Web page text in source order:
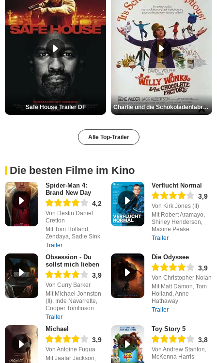
Safe House Trailer DF Charlie und die Schokoladenfabrik Trailer OV
Alle Top-Trailer
Die besten Filme im Kino
Spider-Man 4:
Brand New Day
4,2
Von Destin Daniel
Cretton
Mit Tom Holland,
Zendaya, Sadie Sink
Trailer
Verflucht Normal
3,9
Von Kirk Jones (II)
Mit Robert Aramayo,
Shirley Henderson,
Maxine Peake
Trailer
Obsession - Du
sollst mich lieben
3,9
Von Curry Barker
Mit Michael Johnston
(II), Inde Navarrette,
Cooper Tomlinson
Trailer
Die Odyssee
3,9
Von Christopher Nolan
Mit Matt Damon, Tom
Holland, Anne
Hathaway
Trailer
Michael
3,9
Von Antoine Fuqua
Mit Jaafar Jackson,
Toy Story 5
3,8
Von Andrew Stanton,
McKenna Harris